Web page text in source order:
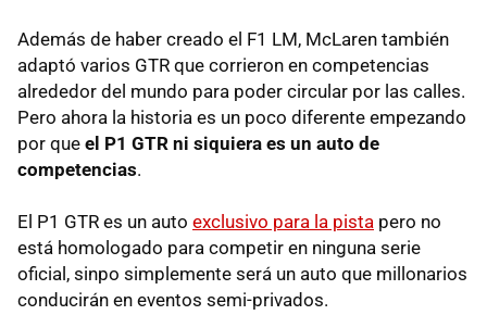
Además de haber creado el F1 LM, McLaren también
adaptó varios GTR que corrieron en competencias
alrededor del mundo para poder circular por las calles.
Pero ahora la historia es un poco diferente empezando
por que el P1 GTR ni siquiera es un auto de
competencias.
El P1 GTR es un auto exclusivo para la pista pero no
está homologado para competir en ninguna serie
oficial, sinpo simplemente será un auto que millonarios
conducirán en eventos semi-privados.